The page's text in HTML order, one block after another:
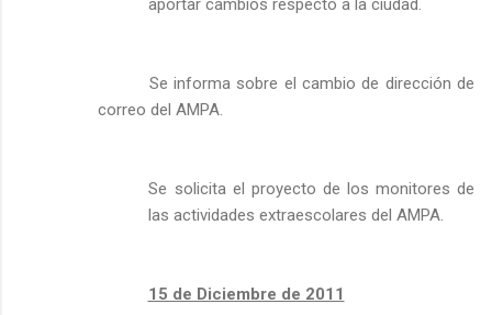
Se informa sobre el cambio de dirección de
correo del AMPA.
Se solicita el proyecto de los monitores de
las actividades extraescolares del AMPA.
15 de Diciembre de 2011